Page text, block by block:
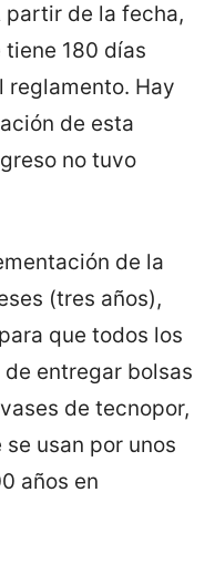
de la fecha,
180 días
reglamento. Hay
de esta
no tuvo
de la
(tres años),
que todos los
entregar bolsas
de tecnopor,
usan por unos
años en